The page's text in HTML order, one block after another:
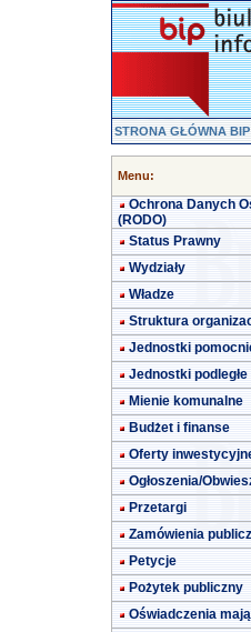
STRONA GŁÓWNA BIP
Menu:
Ochrona Danych
(RODO)
Status Prawny
Wydziały
Władze
Struktura
Jednostki
Jednostki podległe
Mienie komunalne
Budżet i finanse
Oferty
Ogłoszenia/
Przetargi
Zamówienia
Petycje
Pożytek publiczny
Oświadczenia